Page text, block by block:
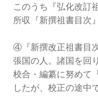
このうち『弘化改訂
所収『新撰祖書目次
④『新撰改正祖書目
張国の人。諸国を回
校合・編纂に努めて
したが、校正の途中